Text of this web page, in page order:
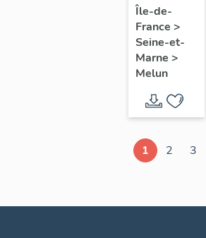
Lamour
Île-de-
France >
Seine-et-
Marne >
Melun
1 2 3